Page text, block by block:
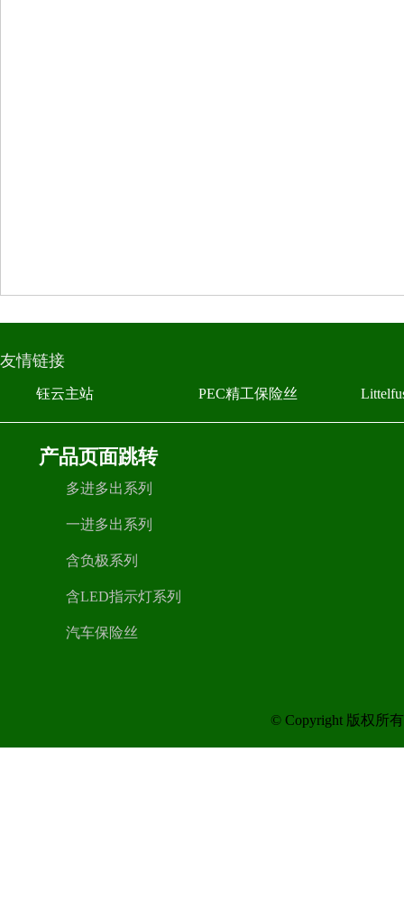
友情链接
钰云主站 PEC精工保险丝
产品页面跳转
多进多出系列
一进多出系列
含负极系列
含LED指示灯系列
汽车保险丝
© Copyright 版权所